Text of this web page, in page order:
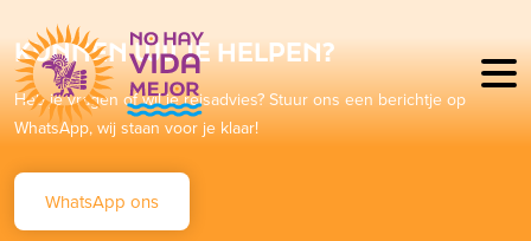
KUNNEN WIJ JE HELPEN?
Heb je vragen of wil je reisadvies? Stuur ons een berichtje op
WhatsApp, wij staan voor je klaar!
WhatsApp ons